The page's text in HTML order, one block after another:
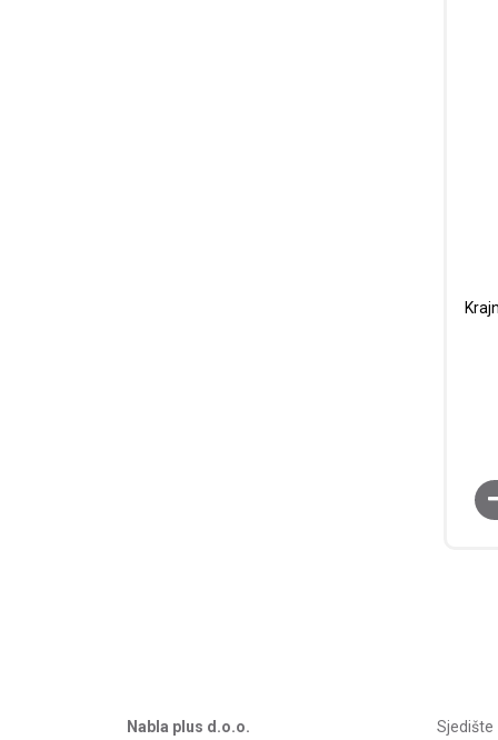
Nabla plus d.o.o.